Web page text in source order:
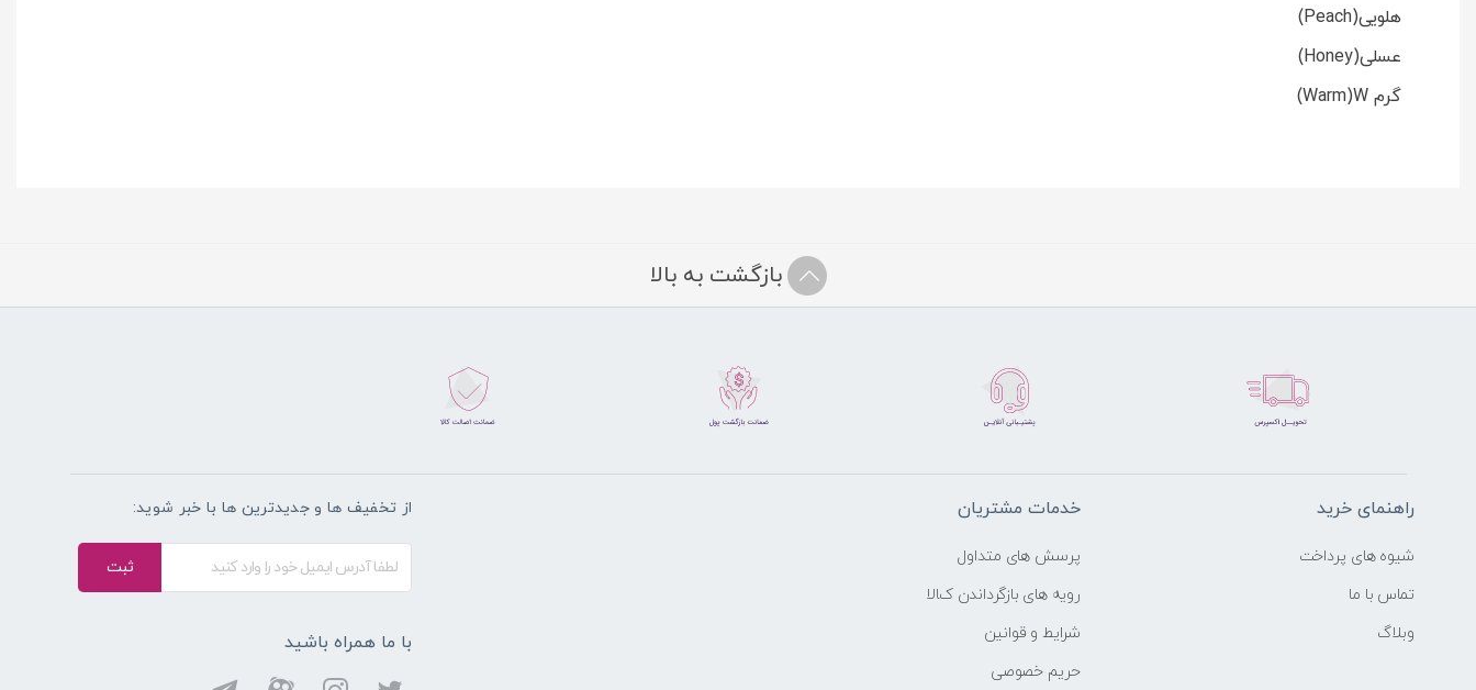
هلویی(Peach)
عسلی(Honey)
گرم Warm)W)
بازگشت به بالا
راهنمای خرید
شیوه های پرداخت
تماس با ما
وبلاگ
خدمات مشتریان
پرسش های متداول
رویه های بازگرداندن کالا
شرایط و قوانین
حریم خصوصی
از تخفیف ها و جدیدترین ها با خبر شوید:
ثبت
با ما همراه باشید